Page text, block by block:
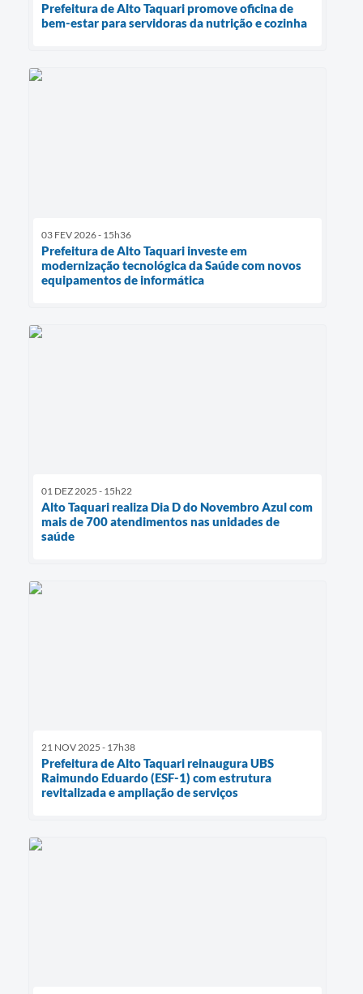
Prefeitura de Alto Taquari promove oficina de
bem-estar para servidoras da nutrição e cozinha
03 FEV 2026 - 15h36
Prefeitura de Alto Taquari investe em
modernização tecnológica da Saúde com novos
equipamentos de informática
01 DEZ 2025 - 15h22
Alto Taquari realiza Dia D do Novembro Azul com
mais de 700 atendimentos nas unidades de
saúde
21 NOV 2025 - 17h38
Prefeitura de Alto Taquari reinaugura UBS
Raimundo Eduardo (ESF-1) com estrutura
revitalizada e ampliação de serviços